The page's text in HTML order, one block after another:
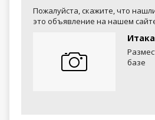
Пожалуйста, скажите, что
это объявление на нашем
Итака
базе